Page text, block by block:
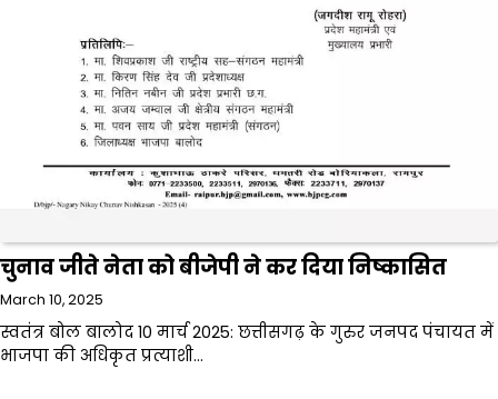
चुनाव जीते नेता को बीजेपी ने कर दिया निष्कासित
March 10, 2025
स्वतंत्र बोल बालोद 10 मार्च 2025: छत्तीसगढ़ के गुरुर जनपद पंचायत में
भाजपा की अधिकृत प्रत्याशी…